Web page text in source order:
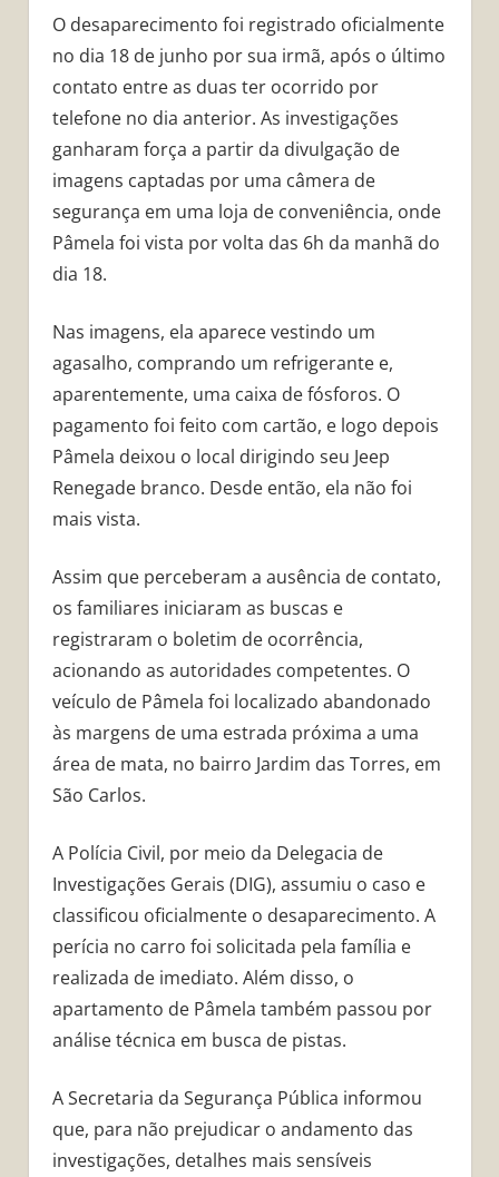
O desaparecimento foi registrado oficialmente
no dia 18 de junho por sua irmã, após o último
contato entre as duas ter ocorrido por
telefone no dia anterior. As investigações
ganharam força a partir da divulgação de
imagens captadas por uma câmera de
segurança em uma loja de conveniência, onde
Pâmela foi vista por volta das 6h da manhã do
dia 18.
Nas imagens, ela aparece vestindo um
agasalho, comprando um refrigerante e,
aparentemente, uma caixa de fósforos. O
pagamento foi feito com cartão, e logo depois
Pâmela deixou o local dirigindo seu Jeep
Renegade branco. Desde então, ela não foi
mais vista.
Assim que perceberam a ausência de contato,
os familiares iniciaram as buscas e
registraram o boletim de ocorrência,
acionando as autoridades competentes. O
veículo de Pâmela foi localizado abandonado
às margens de uma estrada próxima a uma
área de mata, no bairro Jardim das Torres, em
São Carlos.
A Polícia Civil, por meio da Delegacia de
Investigações Gerais (DIG), assumiu o caso e
classificou oficialmente o desaparecimento. A
perícia no carro foi solicitada pela família e
realizada de imediato. Além disso, o
apartamento de Pâmela também passou por
análise técnica em busca de pistas.
A Secretaria da Segurança Pública informou
que, para não prejudicar o andamento das
investigações, detalhes mais sensíveis